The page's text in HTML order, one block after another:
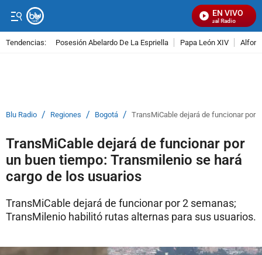
EN VIVO
Señal Visual Radio
Tendencias: Posesión Abelardo De La Espriella Papa León XIV
Blu Radio / Regiones / Bogotá / TransMiCable dejará de funcionar por
TransMiCable dejará de funcionar por
un buen tiempo: Transmilenio se hará
cargo de los usuarios
TransMiCable dejará de funcionar por 2 semanas;
TransMilenio habilitó rutas alternas para sus usuarios.